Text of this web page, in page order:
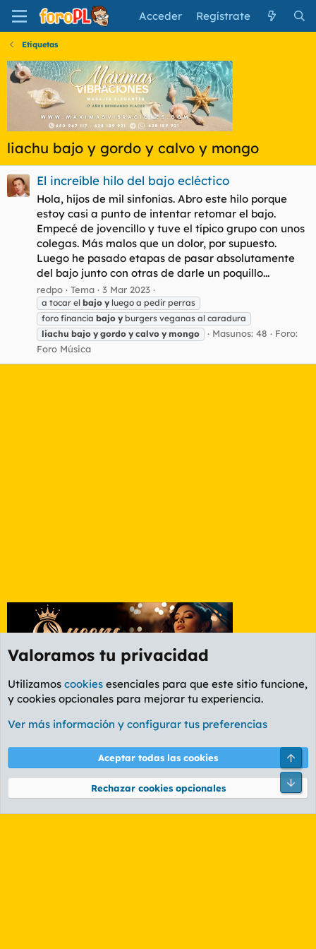
Acceder Regístrate
Etiquetas
liachu bajo y gordo y calvo y mongo
El increíble hilo del bajo ecléctico
Hola, hijos de mil sinfonías. Abro este hilo porque
estoy casi a punto de intentar retomar el bajo.
Empecé de jovencillo y tuve el típico grupo con unos
colegas. Más malos que un dolor, por supuesto.
Luego he pasado etapas de pasar absolutamente
del bajo junto con otras de darle un poquillo...
redpo Tema 3 Mar 2023
a tocar el bajo y luego a pedir perras
foro financia bajo y burgers veganas al caradura
liachu bajo y gordo y calvo y mongo Masunos: 48
Foro:
Foro Música
Etiquetas
Cookies
PL OLDSTYLE AMARILLO
Términos y reglas Política de privacidad Ayuda
Community platform by XenForo® © 2010-2026 XenForo Ltd.
Valoramos tu privacidad
Utilizamos cookies esenciales para que este sitio funcione,
y cookies opcionales para mejorar tu experiencia.
Ver más información y configurar tus preferencias
Aceptar todas las cookies
Rechazar cookies opcionales
Pie